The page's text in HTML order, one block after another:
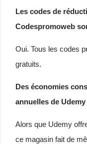
Les codes de
Codespromoweb
Oui. Tous les codes
gratuits.
Des économies
annuelles de Udemy
Alors que Udemy
ce magasin fait de